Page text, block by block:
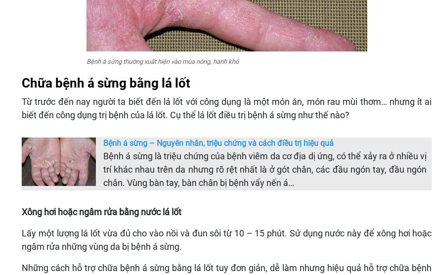
Bệnh á sừng thường xuất hiện vào mùa nóng, hanh khô
Chữa bệnh á sừng bằng lá lốt
Từ trước đến nay người ta biết đến lá lốt với công dụng là một món ăn, món rau mùi thơm… nhưng ít ai
biết đến công dụng trị bệnh của lá lốt. Cụ thể lá lốt điều trị bệnh á sừng như thế nào?
Bệnh á sừng – Nguyên nhân, triệu chứng và cách điều trị hiệu quả
Bệnh á sừng là triệu chứng của bệnh viêm da cơ địa dị ứng, có thể xảy ra ở nhiều vị
trí khác nhau trên da nhưng rõ rệt nhất là ở gót chân, các đầu ngón tay, đầu ngón
chân. Vùng bàn tay, bàn chân bị bệnh vẩy nến á…
Xông hơi hoặc ngâm rửa bằng nước lá lốt
Lấy một lượng lá lốt vừa đủ cho vào nồi và đun sôi từ 10 – 15 phút. Sử dụng nước này để xông hơi hoặc
ngâm rửa những vùng da bị bệnh á sừng.
Những cách hỗ trợ chữa bệnh á sừng bằng lá lốt tuy đơn giản, dễ làm nhưng hiệu quả hỗ trợ chữa bệnh